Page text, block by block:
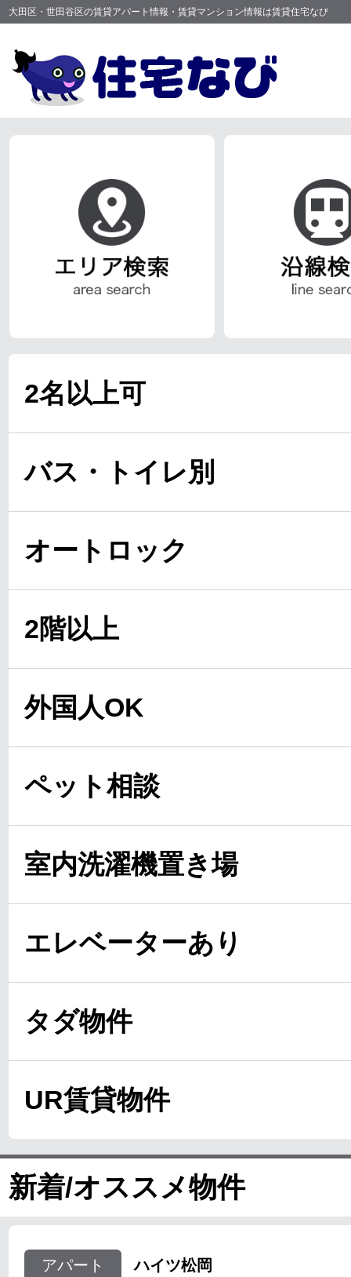
大田区・世田谷区の賃貸アパート情報・賃貸マンション情報は賃貸住宅なび
2名以上可
バス・トイレ別
オートロック
2階以上
外国人OK
ペット相談
室内洗濯機置き場
エレベーターあり
タダ物件
UR賃貸物件
新着/オススメ物件
アパート ハイツ松岡